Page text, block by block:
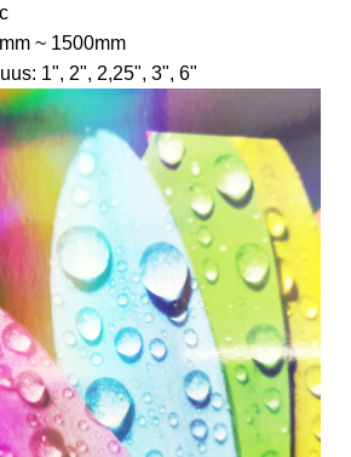
~ 1500mm
1", 2", 2,25", 3", 6"